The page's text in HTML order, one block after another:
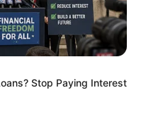
Stop Paying Interest